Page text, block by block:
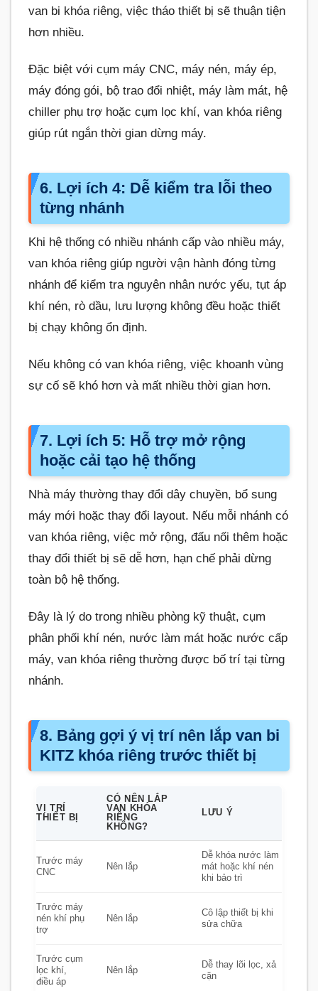
van bi khóa riêng, việc tháo thiết bị sẽ thuận tiện
hơn nhiều.
Đặc biệt với cụm máy CNC, máy nén, máy ép,
máy đóng gói, bộ trao đổi nhiệt, máy làm mát, hệ
chiller phụ trợ hoặc cụm lọc khí, van khóa riêng
giúp rút ngắn thời gian dừng máy.
6. Lợi ích 4: Dễ kiểm tra lỗi theo
từng nhánh
Khi hệ thống có nhiều nhánh cấp vào nhiều máy,
van khóa riêng giúp người vận hành đóng từng
nhánh để kiểm tra nguyên nhân nước yếu, tụt áp
khí nén, rò dầu, lưu lượng không đều hoặc thiết
bị chạy không ổn định.
Nếu không có van khóa riêng, việc khoanh vùng
sự cố sẽ khó hơn và mất nhiều thời gian hơn.
7. Lợi ích 5: Hỗ trợ mở rộng
hoặc cải tạo hệ thống
Nhà máy thường thay đổi dây chuyền, bổ sung
máy mới hoặc thay đổi layout. Nếu mỗi nhánh có
van khóa riêng, việc mở rộng, đấu nối thêm hoặc
thay đổi thiết bị sẽ dễ hơn, hạn chế phải dừng
toàn bộ hệ thống.
Đây là lý do trong nhiều phòng kỹ thuật, cụm
phân phối khí nén, nước làm mát hoặc nước cấp
máy, van khóa riêng thường được bố trí tại từng
nhánh.
8. Bảng gợi ý vị trí nên lắp van bi
KITZ khóa riêng trước thiết bị
VỊ TRÍ
THIẾT BỊ
CÓ NÊN LẮP
VAN KHÓA
RIÊNG
KHÔNG?
LƯU Ý
Trước máy
CNC
Nên lắp
Dễ khóa nước làm
mát hoặc khí nén
khi bảo trì
Trước máy
nén khí phụ
trợ
Nên lắp
Cô lập thiết bị khi
sửa chữa
Trước cụm
lọc khí,
điều áp
Nên lắp
Dễ thay lõi lọc, xả
cặn